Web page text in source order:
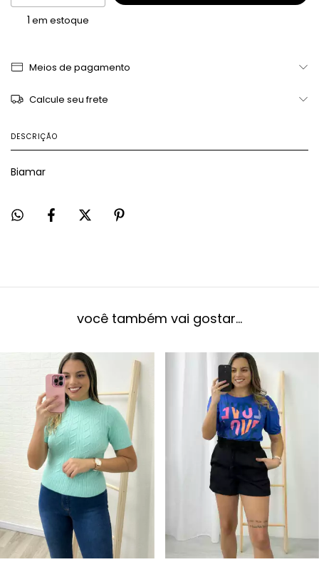
1 em estoque
Meios de pagamento
Calcule seu frete
DESCRIÇÃO
Biamar
você também vai gostar...